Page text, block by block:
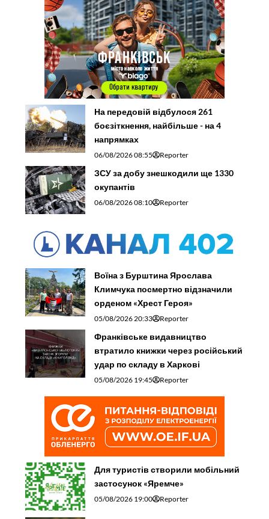
На передовій відбулося 261
боєзіткнення, найбільше - на 4
напрямках
06/08/2026 08:55 Reporter
ЗСУ за добу знешкодили ще 1330
окупантів
06/08/2026 08:10 Reporter
Воїна з Бурштина Ярослава
Климчука посмертно відзначили
орденом «Хрест Героя»
05/08/2026 20:33 Reporter
Франківське видавництво
втратило книжки через російський
удар по складу в Харкові
05/08/2026 19:45 Reporter
Для туристів створили мобільний
застосунок «Яремче»
05/08/2026 19:00 Reporter